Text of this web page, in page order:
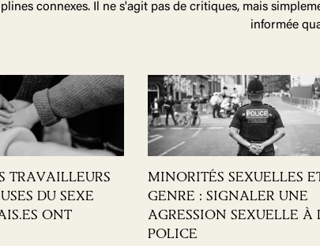
connexes. Il ne s'agit pas de critiques, mais
informée
TRAVAILLEURS
DU SEXE
ONT
MINORITÉS SEXUELLES
GENRE : SIGNALER UNE
AGRESSION SEXUELLE À
POLICE